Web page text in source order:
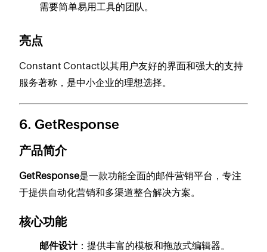
需要简单易用工具的团队。
亮点
Constant Contact以其用户友好的界面和强大的支持
服务著称，是中小企业的理想选择。
6.GetResponse
产品简介
GetResponse是一款功能全面的邮件营销平台，专注
于提供自动化营销和多渠道整合解决方案。
核心功能
邮件设计：提供丰富的模板和拖放式编辑器。